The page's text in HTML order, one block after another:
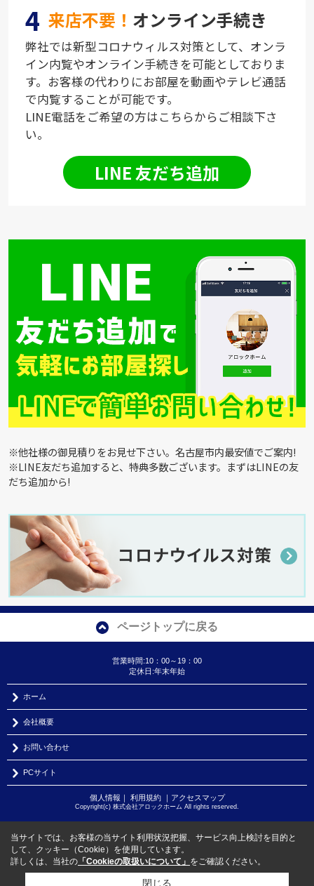
4 来店不要！ オンライン手続き
弊社では新型コロナウィルス対策として、オンラ
イン内覧やオンライン手続きを可能としておりま
す。お客様の代わりにお部屋を動画やテレビ通話
で内覧することが可能です。
LINE電話をご希望の方はこちらからご相談下さ
い。
LINE 友だち追加
※他社様の御見積りをお見せ下さい。名古屋市内最安値でご案内!
※LINE友だち追加すると、特典多数ございます。まずはLINEの友
だち追加から!
ページトップに戻る
営業時間:10：00～19：00
定休日:年末年始
ホーム
会社概要
お問い合わせ
PCサイト
個人情報 利用規約｜ アクセスマップ
Copyright(c) 株式会社アロックホーム All rights reserved.
当サイトでは、お客様の当サイト利用状況把握、サービス向上検討を目的と
して、クッキー（Cookie）を使用しています。
詳しくは、当社の 「Cookieの取扱いについて」 をご確認ください。
閉じる